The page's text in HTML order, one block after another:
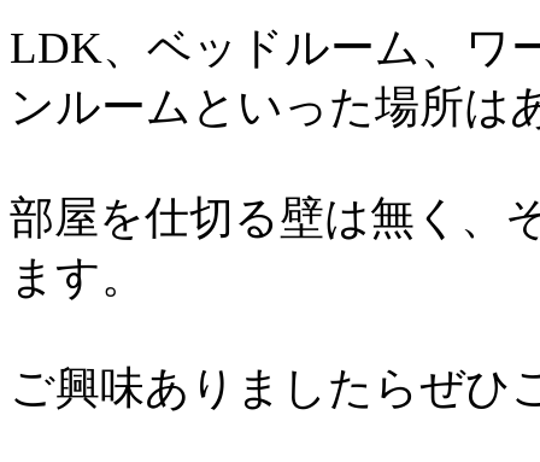
LDK、ベッドルーム、ワ
ンルームといった場所は
部屋を仕切る壁は無く、
ます。
ご興味ありましたらぜひ